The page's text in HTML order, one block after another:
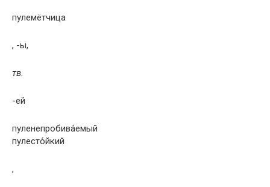
пулемётчица
, -ы,
тв.
-ей
пуленепробива́емый
пулесто́йкий
,